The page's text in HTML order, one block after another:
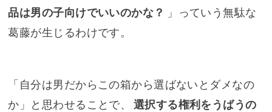
品は男の子向けでいいのかな？
」っていう無駄な
葛藤が生じるわけです。
「自分は男だからこの箱から選ばないとダメなの
か」と思わせることで、
選択する権利をうばうの